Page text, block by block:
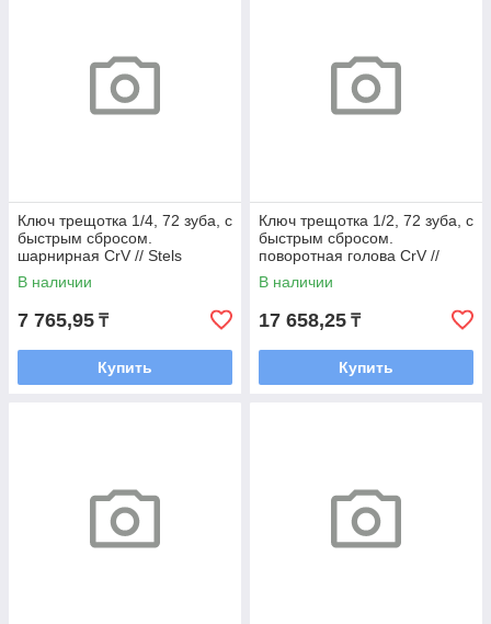
Ключ трещотка 1/4, 72 зуба, с
быстрым сбросом.
шарнирная СrV // Stels
В наличии
7 765,95 ₸
Купить
Ключ трещотка 1/2, 72 зуба, с
быстрым сбросом.
поворотная голова СrV //
Stels
В наличии
17 658,25 ₸
Купить